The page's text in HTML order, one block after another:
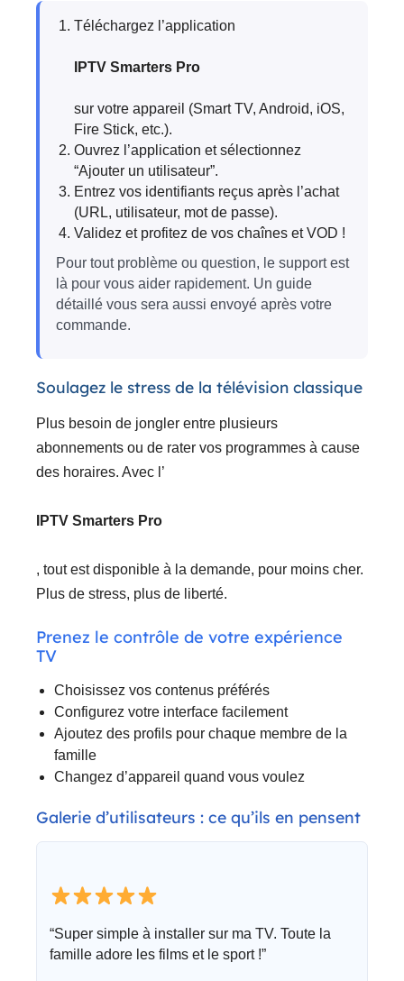
Téléchargez l’application
IPTV Smarters Pro
sur votre appareil (Smart TV, Android, iOS,
Fire Stick, etc.).
Ouvrez l’application et sélectionnez
“Ajouter un utilisateur”.
Entrez vos identifiants reçus après l’achat
(URL, utilisateur, mot de passe).
Validez et profitez de vos chaînes et VOD !
Pour tout problème ou question, le support est
là pour vous aider rapidement. Un guide
détaillé vous sera aussi envoyé après votre
commande.
Soulagez le stress de la télévision classique
Plus besoin de jongler entre plusieurs
abonnements ou de rater vos programmes à cause
des horaires. Avec l’
IPTV Smarters Pro
, tout est disponible à la demande, pour moins cher.
Plus de stress, plus de liberté.
Prenez le contrôle de votre expérience
TV
Choisissez vos contenus préférés
Configurez votre interface facilement
Ajoutez des profils pour chaque membre de la
famille
Changez d’appareil quand vous voulez
Galerie d’utilisateurs : ce qu’ils en pensent
“Super simple à installer sur ma TV. Toute la
famille adore les films et le sport !”